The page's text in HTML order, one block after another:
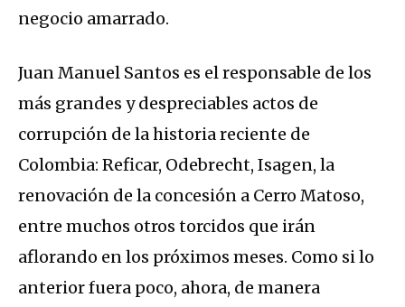
negocio amarrado.
Juan Manuel Santos es el responsable de los
más grandes y despreciables actos de
corrupción de la historia reciente de
Colombia: Reficar, Odebrecht, Isagen, la
renovación de la concesión a Cerro Matoso,
entre muchos otros torcidos que irán
aflorando en los próximos meses. Como si lo
anterior fuera poco, ahora, de manera